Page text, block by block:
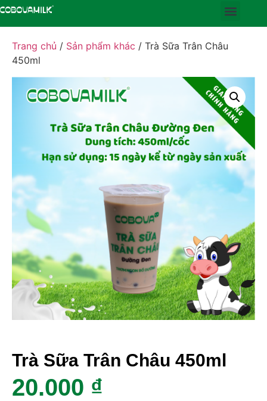
Trang chủ / Sản phẩm khác / Trà Sữa Trân Châu
450ml
Trà Sữa Trân Châu 450ml
20.000 ₫